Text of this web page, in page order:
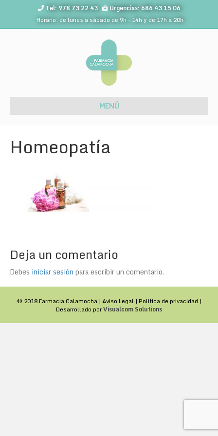
Tel: 978 73 22 43
Urgencias: 686 43 15 06
Horario: de lunes a sábado de 9h - 14h y de 17h a 20h
MENÚ
Homeopatía
Deja un comentario
Debes iniciar sesión para escribir un comentario.
© 2018 Farmacia Calamocha | Aviso Legal| Política de privacidad |
Desarrollado porVisualcom Solutions